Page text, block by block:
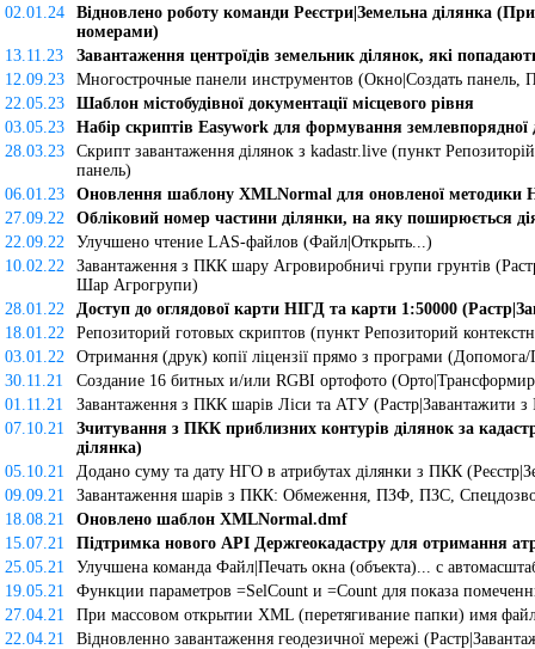
02.01.24
Відновлено роботу команди Реєстри|Земельна ділянка
номерами)
13.11.23
Завантаження центроїдів земельник ділянок, які
12.09.23
Многострочные панели инструментов (Окно|Создать панель,
22.05.23
Шаблон містобудівної документації місцевого рівня
03.05.23
Набір скриптів Easywork для формування землевпорядної
28.03.23
Скрипт завантаження ділянок з kadastr.live (пункт
панель)
06.01.23
Оновлення шаблону XMLNormal для оновленої методики
27.09.22
Обліковий номер частини ділянки, на яку поширюється
22.09.22
Улучшено чтение LAS-файлов (Файл|Открыть...)
10.02.22
Завантаження з ПКК шару Агровиробничі групи грунтів
Шар Агрогрупи)
28.01.22
Доступ до оглядової карти НІГД та карти 1:50000
18.01.22
Репозиторий готовых скриптов (пункт Репозиторий
03.01.22
Отримання (друк) копії ліцензії прямо з програми
30.11.21
Создание 16 битных и/или RGBI ортофото
01.11.21
Завантаження з ПКК шарів Ліси та АТУ (Растр|Завантажити з
07.10.21
Зчитування з ПКК приблизних контурів ділянок за
ділянка)
05.10.21
Додано суму та дату НГО в атрибутах ділянки з ПКК
09.09.21
Завантаження шарів з ПКК: Обмеження, ПЗФ, ПЗС,
18.08.21
Оновлено шаблон XMLNormal.dmf
15.07.21
Підтримка нового API Держгеокадастру для отримання
25.05.21
Улучшена команда Файл|Печать окна (объекта)... с
19.05.21
Функции параметров =SelCount и =Count для показа
27.04.21
При массовом открытии XML (перетягивание папки) имя
22.04.21
Відновленно завантаження геодезичної мережі